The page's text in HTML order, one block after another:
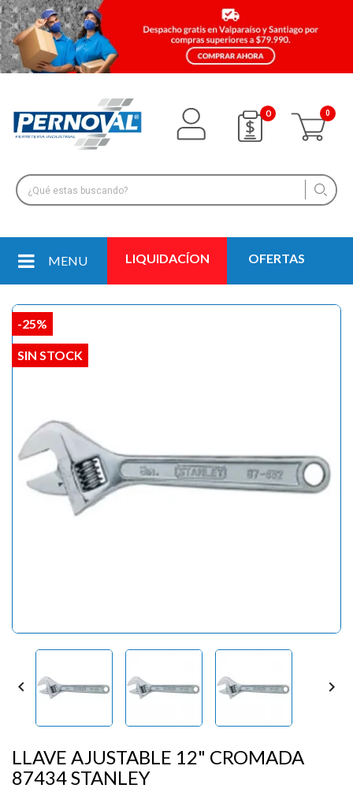
0
MENU LIQUIDACÍON OFERTAS
-25%
SIN STOCK
 
LLAVE AJUSTABLE 12" CROMADA
87434 STANLEY